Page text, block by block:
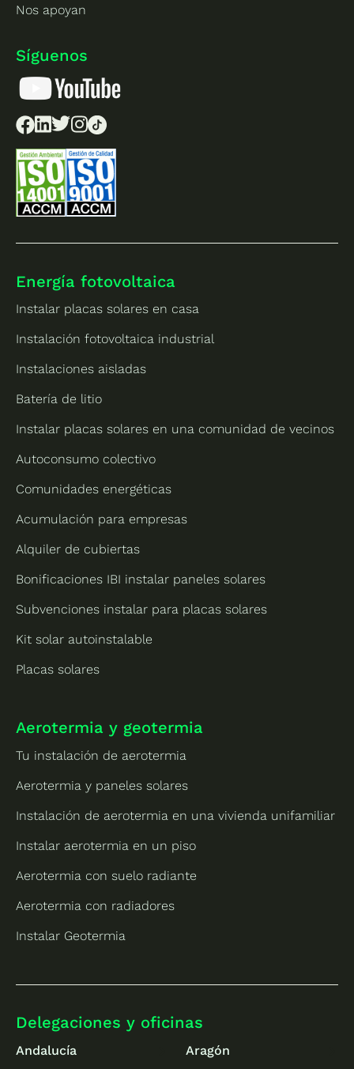
Nos apoyan
Síguenos
Energía fotovoltaica
Instalar placas solares en casa
Instalación fotovoltaica industrial
Instalaciones aisladas
Batería de litio
Instalar placas solares en una comunidad de vecinos
Autoconsumo colectivo
Comunidades energéticas
Acumulación para empresas
Alquiler de cubiertas
Bonificaciones IBI instalar paneles solares
Subvenciones instalar para placas solares
Kit solar autoinstalable
Placas solares
Aerotermia y geotermia
Tu instalación de aerotermia
Aerotermia y paneles solares
Instalación de aerotermia en una vivienda unifamiliar
Instalar aerotermia en un piso
Aerotermia con suelo radiante
Aerotermia con radiadores
Instalar Geotermia
Delegaciones y oficinas
Andalucía
Aragón